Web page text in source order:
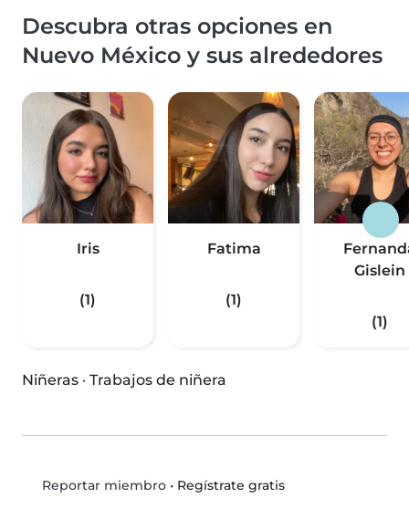
Descubra otras opciones en
Nuevo México y sus alrededores
Iris
(1)
Fatima
(1)
Gislein
(1)
Niñeras · Trabajos de niñera
Reportar miembro• Regístrate gratis